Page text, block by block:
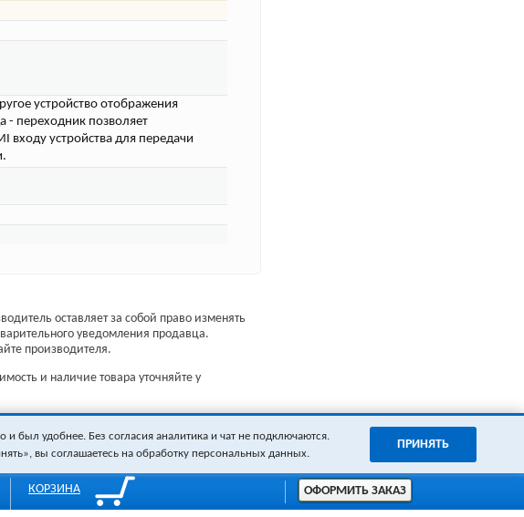
устройство отображения
- переходник позволяет
входу устройства для передачи
оставляет за собой право изменять
уведомления продавца.
производителя.
и наличие товара уточняйте у
КОРЗИНА ОФОРМИТЬ ЗАКАЗ
был удобнее. Без согласия аналитика и чат не подключаются.
вы соглашаетесь на обработку персональных данных.
ПРИНЯТЬ